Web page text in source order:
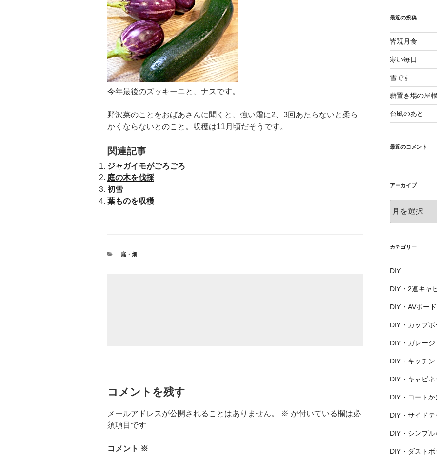
今年最後のズッキーニと、ナスです。
野沢菜のことをおばあさんに聞くと、強い霜に2、3回あたらないと柔ら
かくならないとのこと。収穫は11月頃だそうです。
関連記事
ジャガイモがごろごろ
庭の木を伐採
初雪
葉ものを収穫
カ
庭・畑
コメントを残す
メールアドレスが公開されることはありません。 ※ が付いている欄は必
須項目です
コメント ※
最近の投稿
皆既月食
寒い毎日
雪です
薪置き場の屋根
台風のあと
最近のコメント
アーカイブ
ー
ブ
カテゴリー
DIY
DIY・2連キャ
DIY・AVボード
DIY・カップボ
DIY・ガレージ
DIY・キッチン
DIY・キャビネ
DIY・コートか
DIY・サイドテ
DIY・シンプ
DIY・ダストボ